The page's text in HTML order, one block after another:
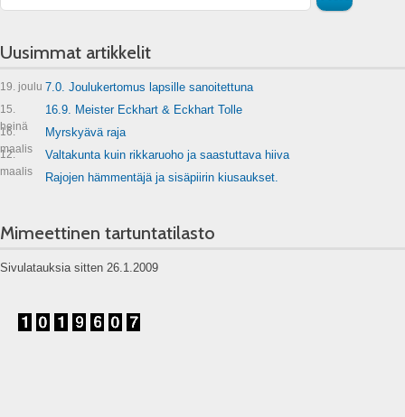
Uusimmat artikkelit
19. joulu 7.0. Joulukertomus lapsille sanoitettuna
15.
heinä
16.9. Meister Eckhart & Eckhart Tolle
16.
maalis
Myrskyävä raja
12.
maalis
Valtakunta kuin rikkaruoho ja saastuttava hiiva
Rajojen hämmentäjä ja sisäpiirin kiusaukset.
Mimeettinen tartuntatilasto
Sivulatauksia sitten 26.1.2009